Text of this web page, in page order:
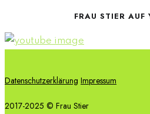
FRAU STIER AUF
Datenschutzerklärung Impressum
2017-2025 © Frau Stier